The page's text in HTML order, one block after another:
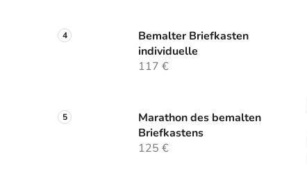
Bemalter Briefkasten
individuelle
117 €
Marathon des bemalten
Briefkastens
125 €